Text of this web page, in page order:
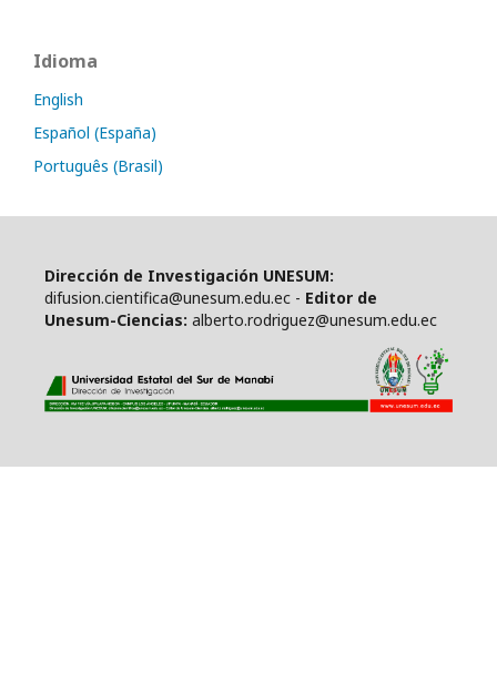
Idioma
English
Español (España)
Português (Brasil)
Dirección de Investigación UNESUM:
difusion.cientifica@unesum.edu.ec - Editor de
Unesum-Ciencias: alberto.rodriguez@unesum.edu.ec